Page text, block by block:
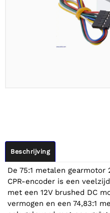
Beschrijving
De 75:1 metalen gearmotor
CPR-encoder is een
met een 12V brushed DC
vermogen en een 74,83:1